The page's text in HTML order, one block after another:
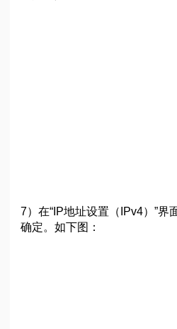
7）在“IP地址设置（IPv4）”界
确定。如下图：